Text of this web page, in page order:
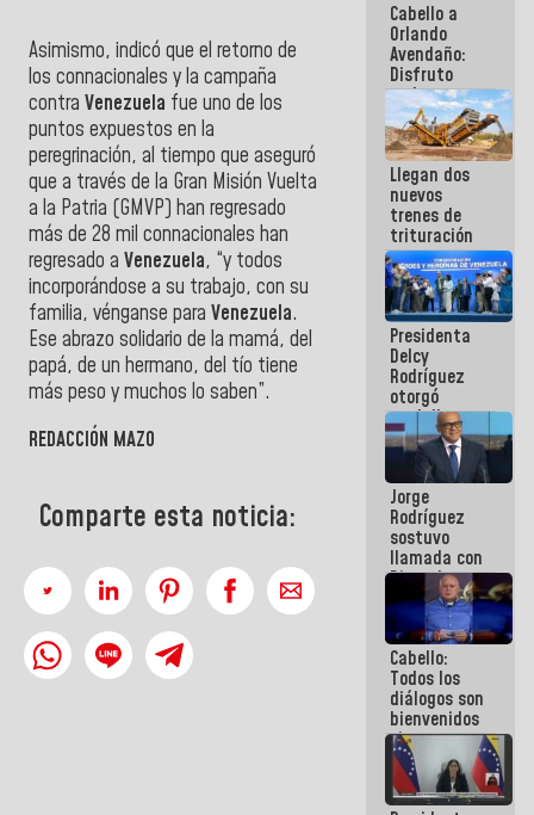
Asimismo, indicó que el retorno de
los connacionales y la campaña
contra Venezuela fue uno de los
puntos expuestos en la
peregrinación, al tiempo que aseguró
que a través de la Gran Misión Vuelta
a la Patria (GMVP) han regresado
más de 28 mil connacionales han
regresado a Venezuela, “y todos
incorporándose a su trabajo, con su
familia, vénganse para Venezuela.
Ese abrazo solidario de la mamá, del
papá, de un hermano, del tío tiene
más peso y muchos lo saben”.
REDACCIÓN MAZO
Comparte esta noticia:
Cabello a
Orlando
Avendaño:
Disfruto
cada vez
que escribes
porque lo
que haces
es
embarrarla
Llegan dos
nuevos
trenes de
trituración
para
optimizar
manejo de
escombros
en La Guaira
Presidenta
Delcy
Rodríguez
otorgó
medalla
"Héroe de
Venezuela"
a servidores
públicos
Jorge
Rodríguez
sostuvo
llamada con
Dinorah
Figuera y
acuerdan
primer
encuentro
presencial
para el
diálogo
Cabello:
Todos los
diálogos son
bienvenidos
siempre que
estén en el
marco de la
Constitución